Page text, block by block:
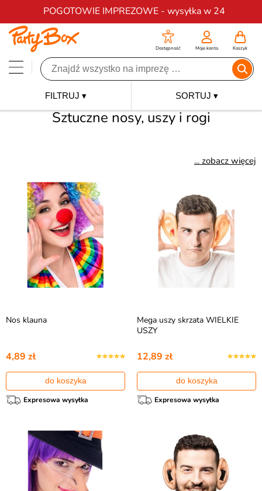
POGOTOWIE IMPREZOWE - wysyłka w 24
Darmowa dostawa na zamówienia od 200 zł
Dostępność Moje konto Koszyk
Sztuczne nosy, uszy i rogi
... zobacz więcej
FILTRUJ ▾ SORTUJ ▾
Nos klauna
4,89 zł
do koszyka
Expresowa wysyłka
Mega uszy skrzata WIELKIE
USZY
12,89 zł
do koszyka
Expresowa wysyłka